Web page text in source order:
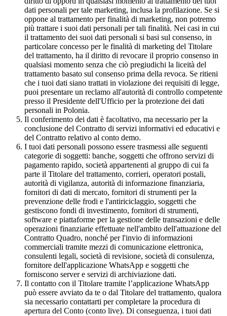
dati personali per tale marketing, inclusa la profilazione. Se si
oppone al trattamento per finalità di marketing, non potremo
più trattare i suoi dati personali per tali finalità. Nei casi in cui
il trattamento dei suoi dati personali si basi sul consenso, in
particolare concesso per le finalità di marketing del Titolare
del trattamento, ha il diritto di revocare il proprio consenso in
qualsiasi momento senza che ciò pregiudichi la liceità del
trattamento basato sul consenso prima della revoca. Se ritieni
che i tuoi dati siano trattati in violazione dei requisiti di legge,
puoi presentare un reclamo all'autorità di controllo competente
presso il Presidente dell'Ufficio per la protezione dei dati
personali in Polonia.
Il conferimento dei dati è facoltativo, ma necessario per la
conclusione del Contratto di servizi informativi ed educativi e
del Contratto relativo al conto demo.
I tuoi dati personali possono essere trasmessi alle seguenti
categorie di soggetti: banche, soggetti che offrono servizi di
pagamento rapido, società appartenenti al gruppo di cui fa
parte il Titolare del trattamento, corrieri, operatori postali,
autorità di vigilanza, autorità di informazione finanziaria,
fornitori di dati di mercato, fornitori di strumenti per la
prevenzione delle frodi e l'antiriciclaggio, soggetti che
gestiscono fondi di investimento, fornitori di strumenti,
software e piattaforme per la gestione delle transazioni e delle
operazioni finanziarie effettuate nell'ambito dell'attuazione del
Contratto Quadro, nonché per l'invio di informazioni
commerciali tramite mezzi di comunicazione elettronica,
consulenti legali, società di revisione, società di consulenza,
fornitore dell'applicazione WhatsApp e soggetti che
forniscono server e servizi di archiviazione dati.
Il contatto con il Titolare tramite l’applicazione WhatsApp
può essere avviato da te o dal Titolare del trattamento, qualora
sia necessario contattarti per completare la procedura di
apertura del Conto (conto live). Di conseguenza, i tuoi dati